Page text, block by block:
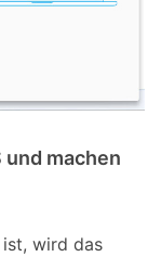
und machen
wird das